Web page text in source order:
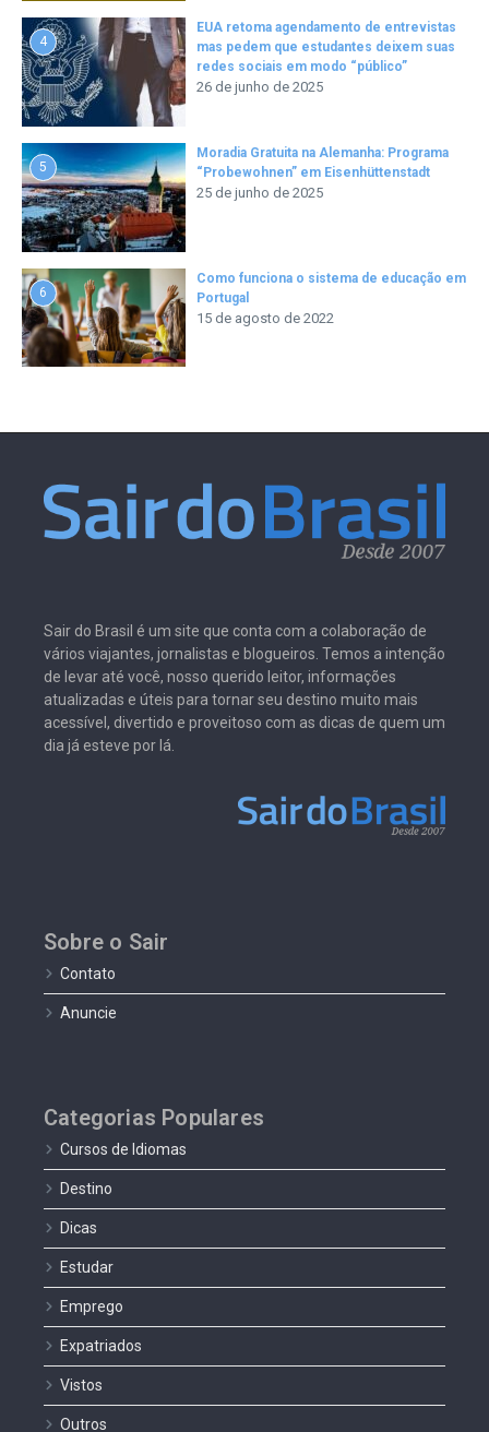
4
EUA retoma agendamento de entrevistas
mas pedem que estudantes deixem suas
redes sociais em modo “público”
26 de junho de 2025
5
Moradia Gratuita na Alemanha: Programa
“Probewohnen” em Eisenhüttenstadt
25 de junho de 2025
6
Como funciona o sistema de educação em
Portugal
15 de agosto de 2022
Sair do Brasil é um site que conta com a colaboração de
vários viajantes, jornalistas e blogueiros. Temos a intenção
de levar até você, nosso querido leitor, informações
atualizadas e úteis para tornar seu destino muito mais
acessível, divertido e proveitoso com as dicas de quem um
dia já esteve por lá.
Sobre o Sair
Contato
Anuncie
Categorias Populares
Cursos de Idiomas
Destino
Dicas
Estudar
Emprego
Expatriados
Vistos
Outros